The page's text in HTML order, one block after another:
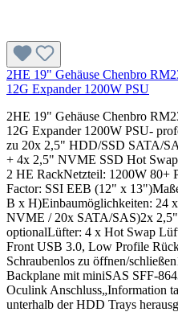
2HE 19" Gehäuse Chenbro
12G Expander 1200W PSU
2HE 19" Gehäuse Chenbro
12G Expander 1200W PSU-
zu 20x 2,5" HDD/SSD SATA/
+ 4x 2,5" NVME SSD Hot
2 HE RackNetzteil: 1200W 80+
Factor: SSI EEB (12" x
B x H)Einbaumöglichkeiten: 24
NVME / 20x SATA/SAS)2x
optionalLüfter: 4 x Hot Swap
Front USB 3.0, Low Profile
Schraubenlos zu öffnen/
Backplane mit miniSAS SFF-
Oculink Anschluss„Information
unterhalb der HDD Trays